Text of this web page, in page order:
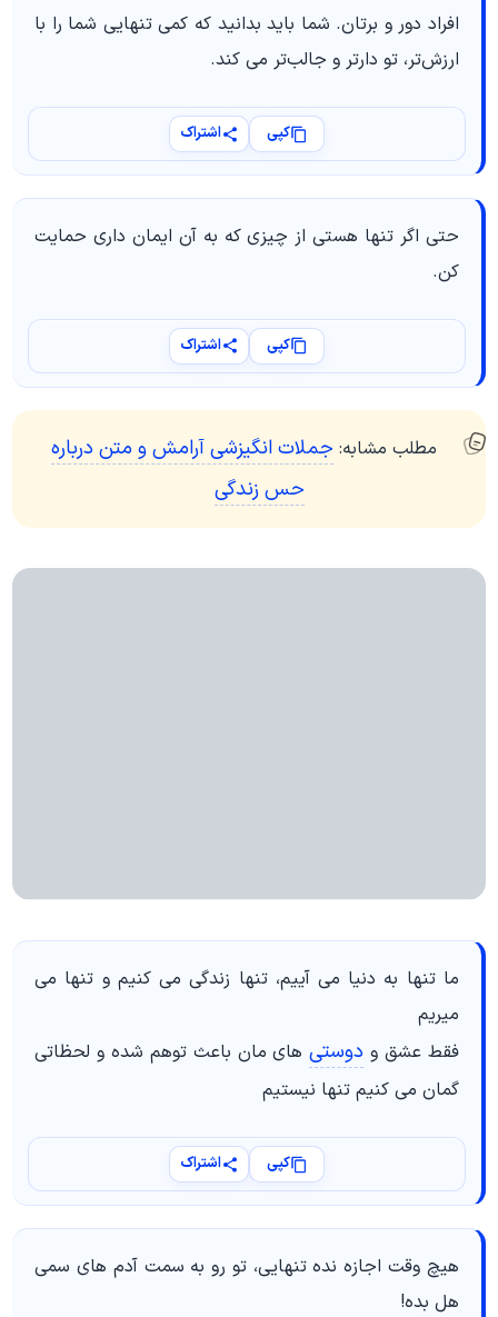
افراد دور و برتان. شما باید بدانید که کمی تنهایی شما را با
ارزش‌تر، تو دارتر و جالب‌تر می کند.
کپی اشتراک
حتی اگر تنها هستی از چیزی که به آن ایمان داری حمایت
کن.
کپی اشتراک
مطلب مشابه: جملات انگیزشی آرامش و متن درباره
حس زندگی
ما تنها به دنیا می آییم، تنها زندگی می کنیم و تنها می
میریم
فقط عشق و دوستیهای مان باعث توهم شده و لحظاتی
گمان می کنیم تنها نیستیم
کپی اشتراک
هیچ وقت اجازه نده تنهایی، تو رو به سمت آدم های سمی
هل بده!